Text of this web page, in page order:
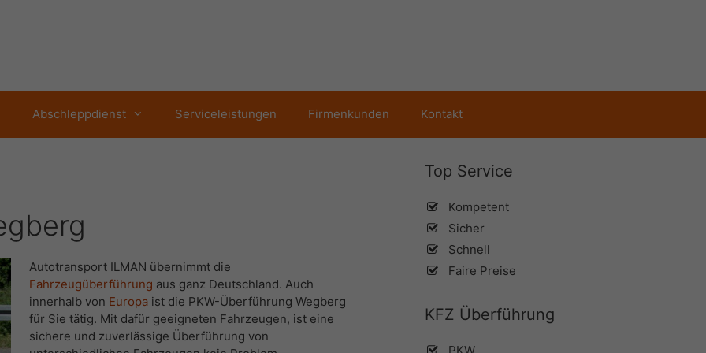
Abschleppdienst Serviceleistungen Firmenkunden Kontakt
Autotransport ILMAN übernimmt die
Fahrzeugüberführung aus ganz Deutschland. Auch
innerhalb von Europa ist die PKW-Überführung Wegberg
für Sie tätig. Mit dafür geeigneten Fahrzeugen, ist eine
sichere und zuverlässige Überführung von
Top Service
Kompetent
Sicher
Schnell
Faire Preise
KFZ Überführung